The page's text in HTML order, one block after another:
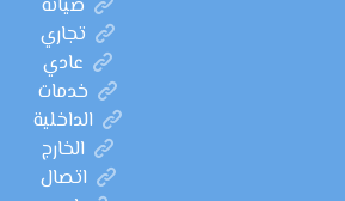
صيانة
تجاري
عادي
خدمات
الداخلية
الخارج
اتصال